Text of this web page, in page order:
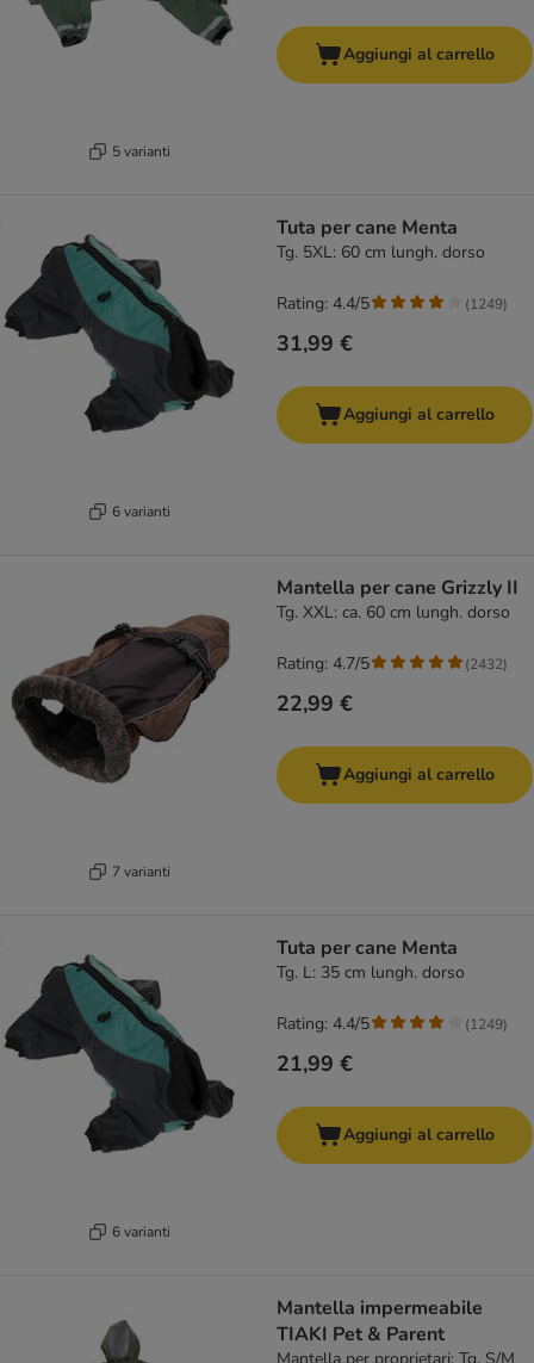
5 varianti
Aggiungi al carrello
6 varianti
Tuta per cane Menta
Tg. 5XL: 60 cm lungh. dorso
31,99 €
Rating: 4.4/5 (1249)
Aggiungi al carrello
7 varianti
Mantella per cane Grizzly II
Tg. XXL: ca. 60 cm lungh. dorso
22,99 €
Rating: 4.7/5 (2432)
Aggiungi al carrello
6 varianti
Tuta per cane Menta
Tg. L: 35 cm lungh. dorso
21,99 €
Rating: 4.4/5 (1249)
Aggiungi al carrello
Mantella impermeabile
TIAKI Pet & Parent